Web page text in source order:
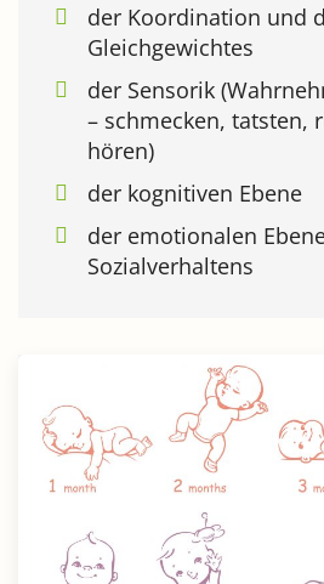
der Koordination und
Gleichgewichtes
der Sensorik
– schmecken, tatsten,
hören)
der kognitiven Ebene
der emotionalen
Sozialverhaltens